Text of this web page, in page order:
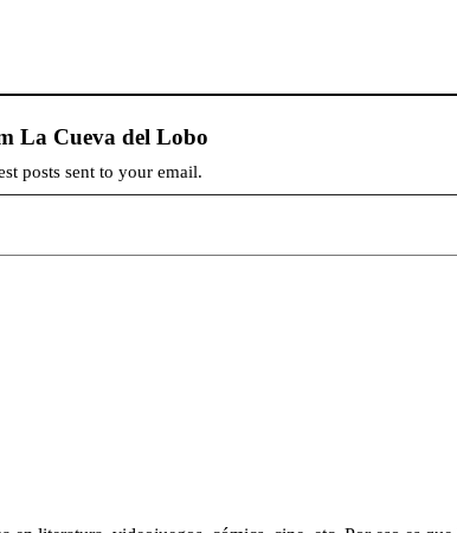
La Cueva del Lobo
posts sent to your email.